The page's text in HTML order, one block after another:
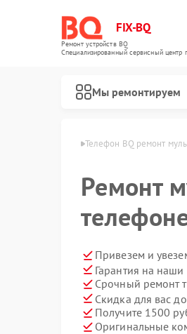
FIX-BQ
Ремонт устройств BQ
Специализированный cервисный центр
Мы ремонтируем
Телефон BQ ремонт
Ремонт
Привезем и
Гарантия на
Срочный ремонт
Скидка для вас до
Получите 1500
Оригинальные